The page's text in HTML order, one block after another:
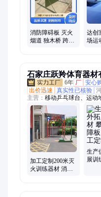
动地胶、舞蹈把杆、橡胶地
消防障碍板 灭火
烟道 独木桥 跨越
达创
场运
石家庄跃羚体育器材
6年 厂 安心
出价迅速
真实性已核验
主营： 移动乒乓球台、运动
架、室外橡胶地垫、公园
乐设施、滑梯、儿童滑梯、
拼装地板、室外拼装地板、
21项障碍器材、训练设施
沙草坪
加工定制200米灭
火训练器材 消防
生产
展训